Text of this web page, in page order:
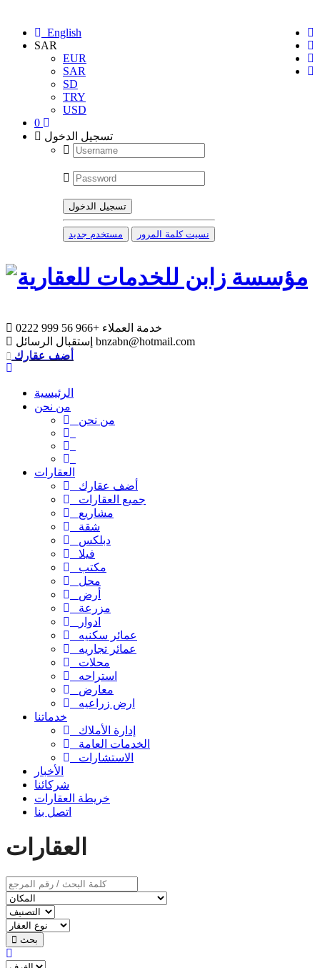
English
SAR
EUR
SAR
SD
TRY
USD
تسجيل الدخول
تسجيل الدخول
مستخدم جديد نسيت كلمة المرور
خدمة العملاء +966 56 999 0222
bnzabn@hotmail.com
أضف عقارك
الرئيسية
من نحن
من نحن
العقارات
أضف عقارك
جميع العقارات
مشاريع
شقة
دبلكس
فيلا
مكتب
محل
أرض
مزرعة
ادوار
عمائر سكنيه
عمائر تجاريه
محلات
استراحه
معارض
ارض زراعيه
خدماتنا
إدارة الأملاك
الخدمات العامة
الاستشارات
الأخبار
شركائنا
خريطة العقارات
اتصل بنا
العقارات
بحث